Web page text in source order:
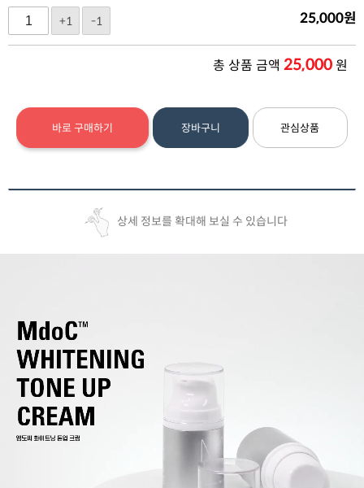
+1
-1 25,000원
총 상품 금액 25,000원
바로 구매하기 장바구니 관심상품
상세 정보를 확대해 보실 수 있습니다